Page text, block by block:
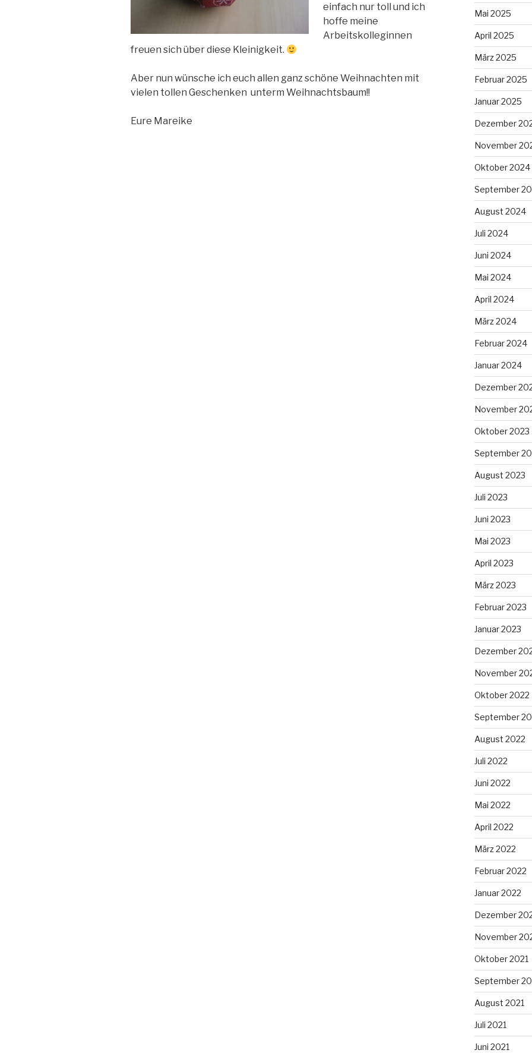
einfach nur toll und ich
hoffe meine
Arbeitskolleginnen
freuen sich über diese Kleinigkeit.
Aber nun wünsche ich euch allen ganz schöne Weihnachten mit
vielen tollen Geschenken unterm Weihnachtsbaum!!
Eure Mareike
Mai 2025
April 2025
März 2025
Februar 2025
Januar 2025
Dezember
November
Oktober 2024
September
August 2024
Juli 2024
Juni 2024
Mai 2024
April 2024
März 2024
Februar 2024
Januar 2024
Dezember
November
Oktober 2023
September
August 2023
Juli 2023
Juni 2023
Mai 2023
April 2023
März 2023
Februar 2023
Januar 2023
Dezember
November
Oktober 2022
September
August 2022
Juli 2022
Juni 2022
Mai 2022
April 2022
März 2022
Februar 2022
Januar 2022
Dezember
November
Oktober 2021
September
August 2021
Juli 2021
Juni 2021